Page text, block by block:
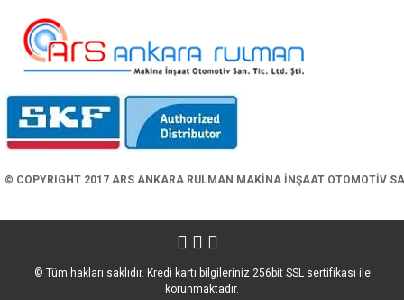
© COPYRIGHT 2017 ARS ANKARA RULMAN MAKİNA İNŞAAT OTOMOTİV
© Tüm hakları saklıdır. Kredi kartı bilgileriniz 256bit SSL sertifikası ile
korunmaktadır.